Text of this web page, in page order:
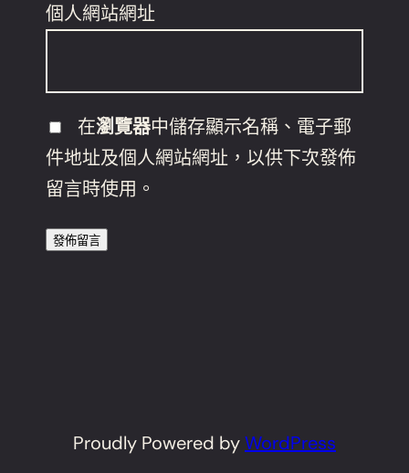
個人網站網址
在瀏覽器中儲存顯示名稱、電子郵
件地址及個人網站網址，以供下次發佈
留言時使用。
Proudly Powered byWordPress